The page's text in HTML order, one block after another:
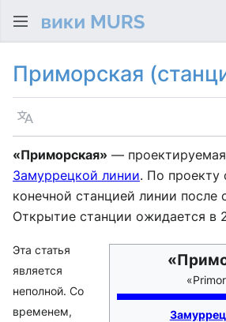
Приморская
Язык
«Приморская» —
Замуррецкой линии. По проекту
конечной станцией линии после
Открытие станции ожидается в
Эта статья
является
неполной. Со
временем,